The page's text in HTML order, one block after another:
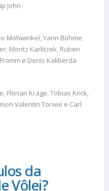
John
Mohwinkel, Yann Böhme,
Moritz Karlitzek, Ruben
e Denis Kaliberda
Florian Krage, Tobias Krick,
Valentin Torwie e Carl
da
Vôlei?